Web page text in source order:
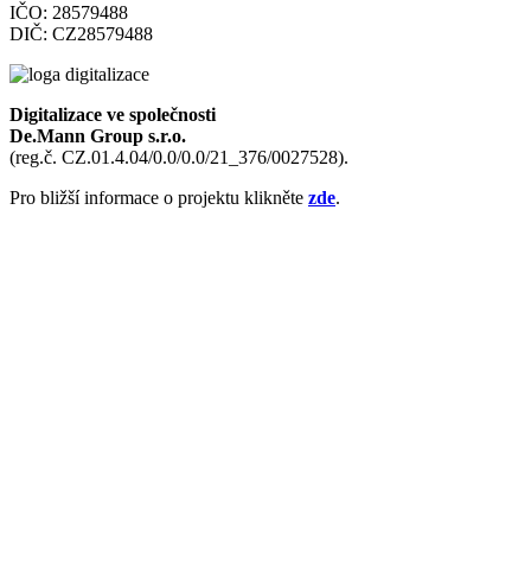
IČO: 28579488
DIČ: CZ28579488
Digitalizace ve společnosti
De.Mann Group s.r.o.
(reg.č. CZ.01.4.04/0.0/0.0/21_376/0027528).
Pro bližší informace o projektu klikněte zde.